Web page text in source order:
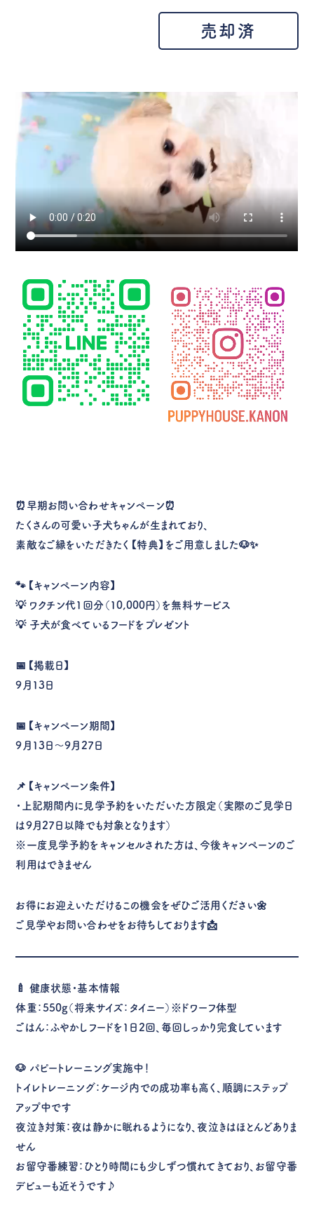
売却済
⏰ 早期お問い合わせキャンペーン⏰
たくさんの可愛い子犬ちゃんが生まれており、
素敵なご縁をいただきたく【特典】をご用意しました🐶✨
🐾【キャンペーン内容】
💡 ワクチン代1回分（10,000円）を無料サービス
💡 子犬が食べているフードをプレゼント
📅【掲載日】
9月13日
📅【キャンペーン期間】
9月13日〜9月27日
📌【キャンペーン条件】
・上記期間内に 見学予約をいただいた方限定 （実際のご見学日
は9月27日以降でも対象となります）
※一度見学予約をキャンセルされた方は、今後キャンペーンのご
利用はできません
お得にお迎えいただけるこの機会をぜひご活用ください🌼
ご見学やお問い合わせをお待ちしております📩
🍼 健康状態・基本情報
体重：550g（将来サイズ：タイニー）※ドワーフ体型
ごはん：ふやかしフードを1日2回、毎回しっかり完食しています
🐶 パピートレーニング実施中！
トイレトレーニング：ケージ内での成功率も高く、順調にステップ
アップ中です
夜泣き対策：夜は静かに眠れるようになり、夜泣きはほとんどありま
せん
お留守番練習：ひとり時間にも少しずつ慣れてきており、お留守番
デビューも近そうです♪